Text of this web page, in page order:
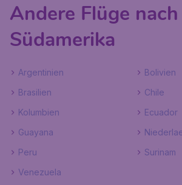
Andere Flüge nach
Südamerika
Argentinien
Bolivien
Brasilien
Chile
Kolumbien
Ecuador
Guayana
Peru
Surinam
Venezuela